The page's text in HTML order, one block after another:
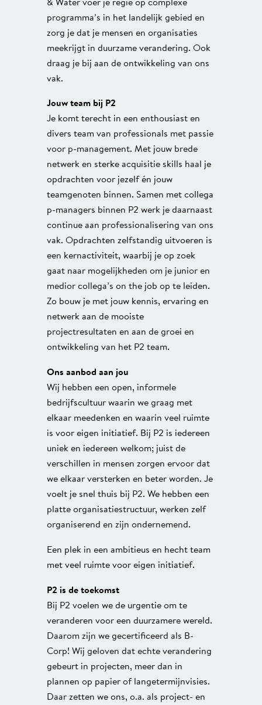
& Water voer je regie op complexe
programma’s in het landelijk gebied en
zorg je dat je mensen en organisaties
meekrijgt in duurzame verandering. Ook
draag je bij aan de ontwikkeling van ons
vak.
Jouw team bij P2
Je komt terecht in een enthousiast en
divers team van professionals met passie
voor p-management. Met jouw brede
netwerk en sterke acquisitie skills haal je
opdrachten voor jezelf én jouw
teamgenoten binnen. Samen met collega
p-managers binnen P2 werk je daarnaast
continue aan professionalisering van ons
vak. Opdrachten zelfstandig uitvoeren is
een kernactiviteit, waarbij je op zoek
gaat naar mogelijkheden om je junior en
medior collega’s on the job op te leiden.
Zo bouw je met jouw kennis, ervaring en
netwerk aan de mooiste
projectresultaten en aan de groei en
ontwikkeling van het P2 team.
Ons aanbod aan jou
Wij hebben een open, informele
bedrijfscultuur waarin we graag met
elkaar meedenken en waarin veel ruimte
is voor eigen initiatief. Bij P2 is iedereen
uniek en iedereen welkom; juist de
verschillen in mensen zorgen ervoor dat
we elkaar versterken en beter worden. Je
voelt je snel thuis bij P2. We hebben een
platte organisatiestructuur, werken zelf
organiserend en zijn ondernemend.
Een plek in een ambitieus en hecht team
met veel ruimte voor eigen initiatief.
P2 is de toekomst
Bij P2 voelen we de urgentie om te
veranderen voor een duurzamere wereld.
Daarom zijn we gecertificeerd als B-
Corp! Wij geloven dat echte verandering
gebeurt in projecten, meer dan in
plannen op papier of langetermijnvisies.
Daar zetten we ons, o.a. als project- en